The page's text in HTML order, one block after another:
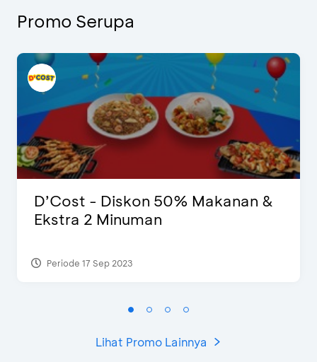
Promo Serupa
D’Cost - Diskon 50% Makanan &
Ekstra 2 Minuman
Periode 17 Sep 2023
Lihat Promo Lainnya